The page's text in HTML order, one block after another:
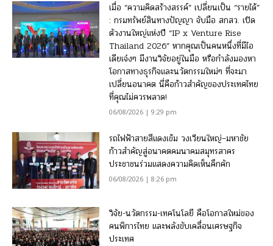
เมื่อ “ความคิดสร้างสรรค์” เปลี่ยนเป็น “รายได้”
: กรมทรัพย์สินทางปัญญา จับมือ สกสว. เปิด
ตัวงานใหญ่แห่งปี “IP x Venture Rise
Thailand 2026” หากคุณเป็นคนหนึ่งที่มีไอ
เดียเจ๋งๆ มีงานวิจัยอยู่ในมือ หรือกำลังมองหา
โอกาสทางธุรกิจและนวัตกรรมใหม่ๆ ที่จะมา
เปลี่ยนอนาคต นี่คือก้าวสำคัญของประเทศไทย
ที่คุณไม่ควรพลาด!
06/08/2026 | 9:29 pm
รถไฟฟ้าสายสีแดงเข้ม วงเวียนใหญ่–มหาชัย
ก้าวสำคัญสู่อนาคตคมนาคมสมุทรสาคร
ประชาชนร่วมแสดงความคิดเห็นคึกคัก
06/08/2026 | 8:26 pm
วิจัย-นวัตกรรม-เทคโนโลยี คือโอกาสใหม่ของ
คนพิการไทย และพลังขับเคลื่อนเศรษฐกิจ
ประเทศ